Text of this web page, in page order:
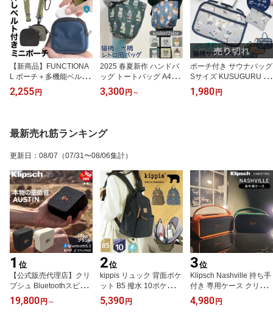
【新商品】FUNCTIONA
L ポーチ＋多機能ベルト
A.P UTILITY CASE イヤ
ホンケース 小物入れ 財
ト ウエストベルト 斜め
がけショルダー ショルダ
トドア 登山 サイクリン
グ RCB-098TI RCB-099
TI
2,255円
2025 春夏新作 ハンドバ
ッグ トートバッグ A4対
応 KUSUGURU JAPAN
パーラーすずらん堂 猫柄
グ ショルダーバッグ ト
ート 肩掛け ゴブラン織
3,300円 ～
ポーチ付き サウナバッグ
Sサイズ KUSUGURU JA
PAN 猫柄 ネコまるけ マ
チルダさん バッグインバ
1,980円
最新売れ筋ランキング
更新日 ： 08/07 （07/31〜08/06集計）
1 位
【公式販売代理店】クリ
プシュ Bluetoothスピー
カー オースティン ステ
レオ Klipsch Austin ポー
19,800円 ～
2位
kippis リュック 背面ポケ
ット B5 撥水 10ポケット
マザーズバッグ シロクマ
バックパック リュックサ
5,390円
3位
Klipsch Nashville 持ち手
付き 専用ケース クリプ
シュ ナッシュビル カバ
ー 牛革 本革 レザー スエ
4,980円